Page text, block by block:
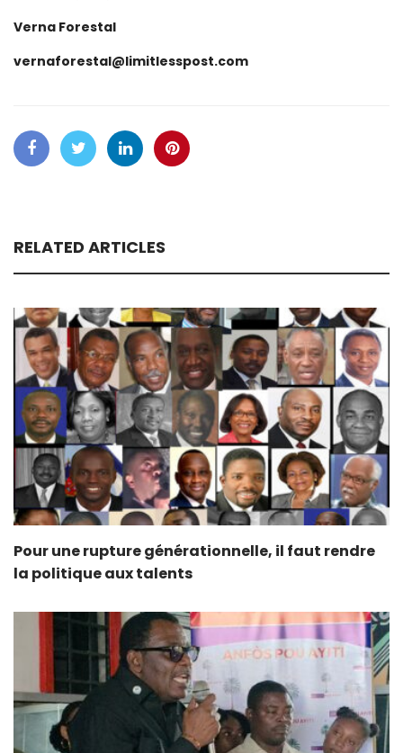
Verna Forestal
vernaforestal@limitlesspost.com
RELATED ARTICLES
Pour une rupture générationnelle, il faut rendre
la politique aux talents